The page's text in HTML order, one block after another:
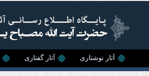
آثار نوشتاری آثار گفتاری